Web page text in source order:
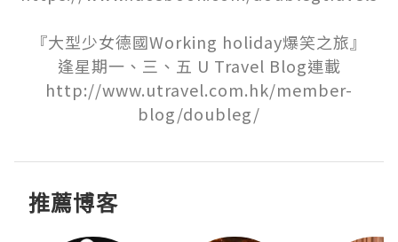
『大型少女德國Working holiday爆笑之旅』
逢星期一、三、五 U Travel Blog連載
http://www.utravel.com.hk/member-
blog/doubleg/
推薦博客